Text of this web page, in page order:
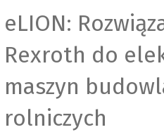
eLION:
Rexroth do
maszyn
rolniczych